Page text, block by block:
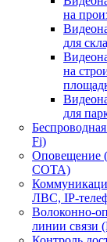
на
для
на
для
Fi)
СОТА)
ЛВС, IP-
Волоконно-
линии